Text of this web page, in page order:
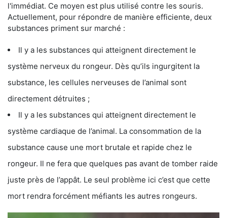
l'immédiat. Ce moyen est plus utilisé contre les souris.
Actuellement, pour répondre de manière efficiente, deux
substances priment sur marché :
Il y a les substances qui atteignent directement le
système nerveux du rongeur. Dès qu’ils ingurgitent la
substance, les cellules nerveuses de l’animal sont
directement détruites ;
Il y a les substances qui atteignent directement le
système cardiaque de l’animal. La consommation de la
substance cause une mort brutale et rapide chez le
rongeur. Il ne fera que quelques pas avant de tomber raide
juste près de l’appât. Le seul problème ici c’est que cette
mort rendra forcément méfiants les autres rongeurs.